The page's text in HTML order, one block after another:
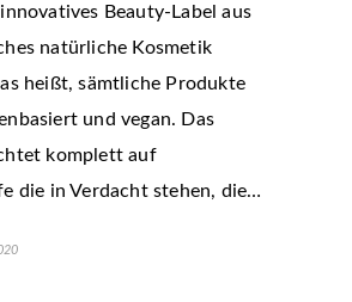
Beauty-Label aus
natürliche Kosmetik
heißt, sämtliche Produkte
und vegan. Das
komplett auf
die in Verdacht stehen, die…